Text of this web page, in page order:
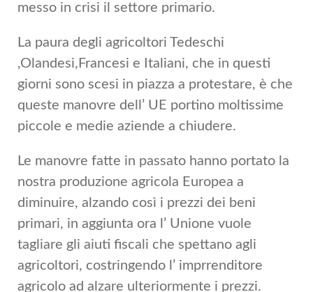
messo in crisi il settore primario.
La paura degli agricoltori Tedeschi
,Olandesi,Francesi e Italiani, che in questi
giorni sono scesi in piazza a protestare, è che
queste manovre dell’ UE portino moltissime
piccole e medie aziende a chiudere.
Le manovre fatte in passato hanno portato la
nostra produzione agricola Europea a
diminuire, alzando così i prezzi dei beni
primari, in aggiunta ora l’ Unione vuole
tagliare gli aiuti fiscali che spettano agli
agricoltori, costringendo l’ imprrenditore
agricolo ad alzare ulteriormente i prezzi.